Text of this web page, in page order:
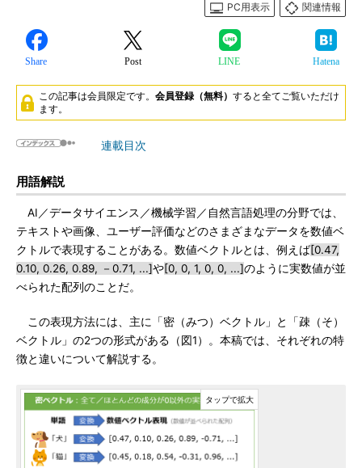
PC用表示
関連情報
Share Post LINE Hatena
この記事は会員限定です。 会員登録（無料） すると全てご覧いただけ
ます。
連載目次
用語解説
AI／データサイエンス／機械学習／自然言語処理の分野では、
テキストや画像、ユーザー評価などのさまざまなデータを数値ベ
クトルで表現することがある。数値ベクトルとは、例えば[0.47,
0.10, 0.26, 0.89, －0.71, ...]や[0, 0, 1, 0, 0, ...]のように実数値が並
べられた配列のことだ。
この表現方法には、主に「密（みつ）ベクトル」と「疎（そ）
ベクトル」の2つの形式がある（図1）。本稿では、それぞれの特
徴と違いについて解説する。